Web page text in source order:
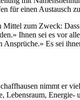
für einen Austausch
zum Zweck:
Ihnen sei es vor
Es sei
nimmt er